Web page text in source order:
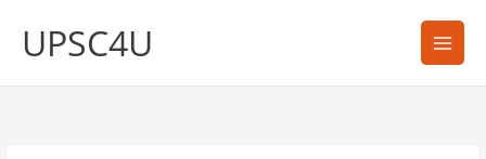
UPSC4U